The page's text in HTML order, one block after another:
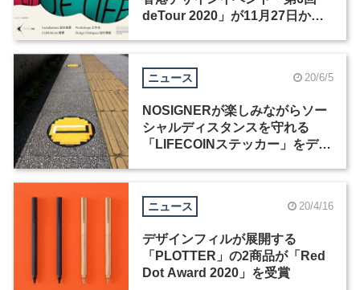
deTour 2020」が11月27日から
ニュース 20/6/5
NOSIGNERが楽しみながらソー
シャルディスタンスを守れる
「LIFECOINステッカー」をデザ
ニュース 20/4/16
デザインフィルが展開する
「PLOTTER」の2商品が「Red
Dot Award 2020」を受賞